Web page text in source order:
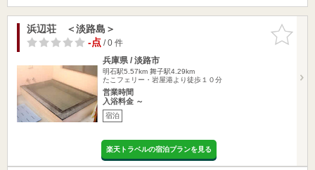
お気に入
りに追加
浜辺荘 ＜淡路島＞
-点/ 0 件
兵庫県 / 淡路市
明石駅5.57km 舞子駅4.29km
たこフェリー・岩屋港より徒歩１０分
営業時間
入浴料金 ～
宿泊
楽天トラベルの宿泊プランを見る